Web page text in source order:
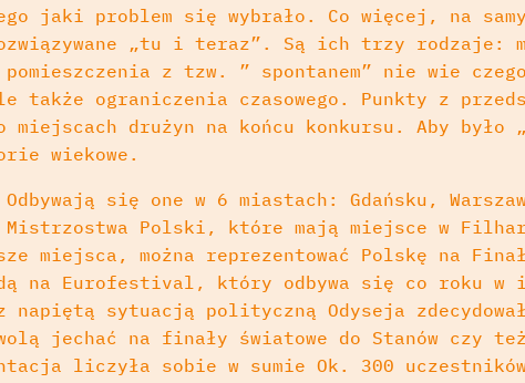
jaki problem się wybrało. Co więcej, na
„tu i teraz”. Są ich trzy rodzaje:
pomieszczenia z tzw. ” spontanem” nie wie
ograniczenia czasowego. Punkty z
miejscach drużyn na końcu konkursu. Aby
wiekowe.
się one w 6 miastach: Gdańsku,
Polski, które mają miejsce w
miejsca, można reprezentować Polskę na
na Eurofestival, który odbywa się co roku w
sytuacją polityczną Odyseja
jechać na finały światowe do Stanów czy
liczyła sobie w sumie Ok. 300